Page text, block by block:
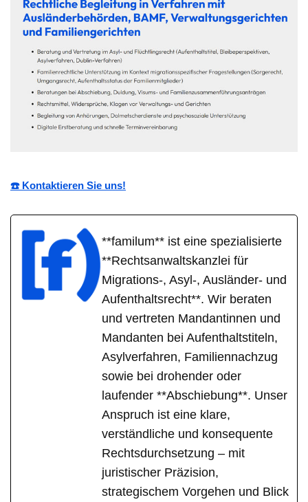
☎️ Kontaktieren Sie uns!
**familum** ist eine spezialisierte
**Rechtsanwaltskanzlei für
Migrations-, Asyl-, Ausländer- und
Aufenthaltsrecht**. Wir beraten
und vertreten Mandantinnen und
Mandanten bei Aufenthaltstiteln,
Asylverfahren, Familiennachzug
sowie bei drohender oder
laufender **Abschiebung**. Unser
Anspruch ist eine klare,
verständliche und konsequente
Rechtsdurchsetzung – mit
juristischer Präzision,
strategischem Vorgehen und Blick